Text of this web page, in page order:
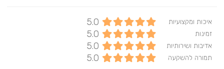
איכות ומקצועיות 5.0
זמינות 5.0
אדיבות ושירותיות 5.0
תמורה להשקעה 5.0